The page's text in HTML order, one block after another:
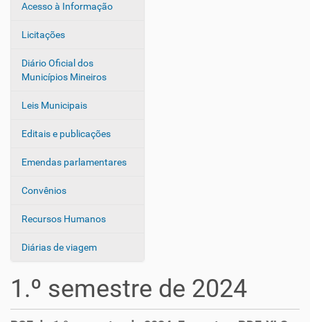
Acesso à Informação
Licitações
Diário Oficial dos
Municípios Mineiros
Leis Municipais
Editais e publicações
Emendas parlamentares
Convênios
Recursos Humanos
Diárias de viagem
1.º semestre de 2024